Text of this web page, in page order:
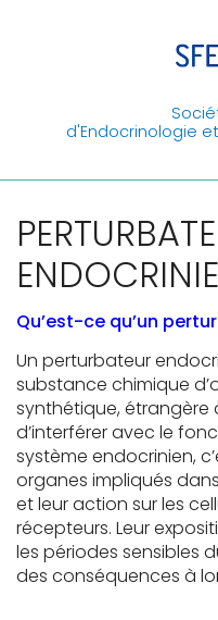
d'Endocrinologie
Qu’est-ce qu’un
Un perturbateur
substance chimique
synthétique, étrangère
d’interférer avec le
système endocrinien,
organes impliqués
et leur action sur les
récepteurs. Leur
les périodes sensibles
des conséquences à